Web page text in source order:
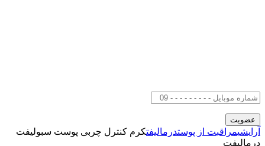
آرایشیمراقبت از پوستدرمالیفتکرم کنترل چربی پوست سبولیفت
درمالیفت